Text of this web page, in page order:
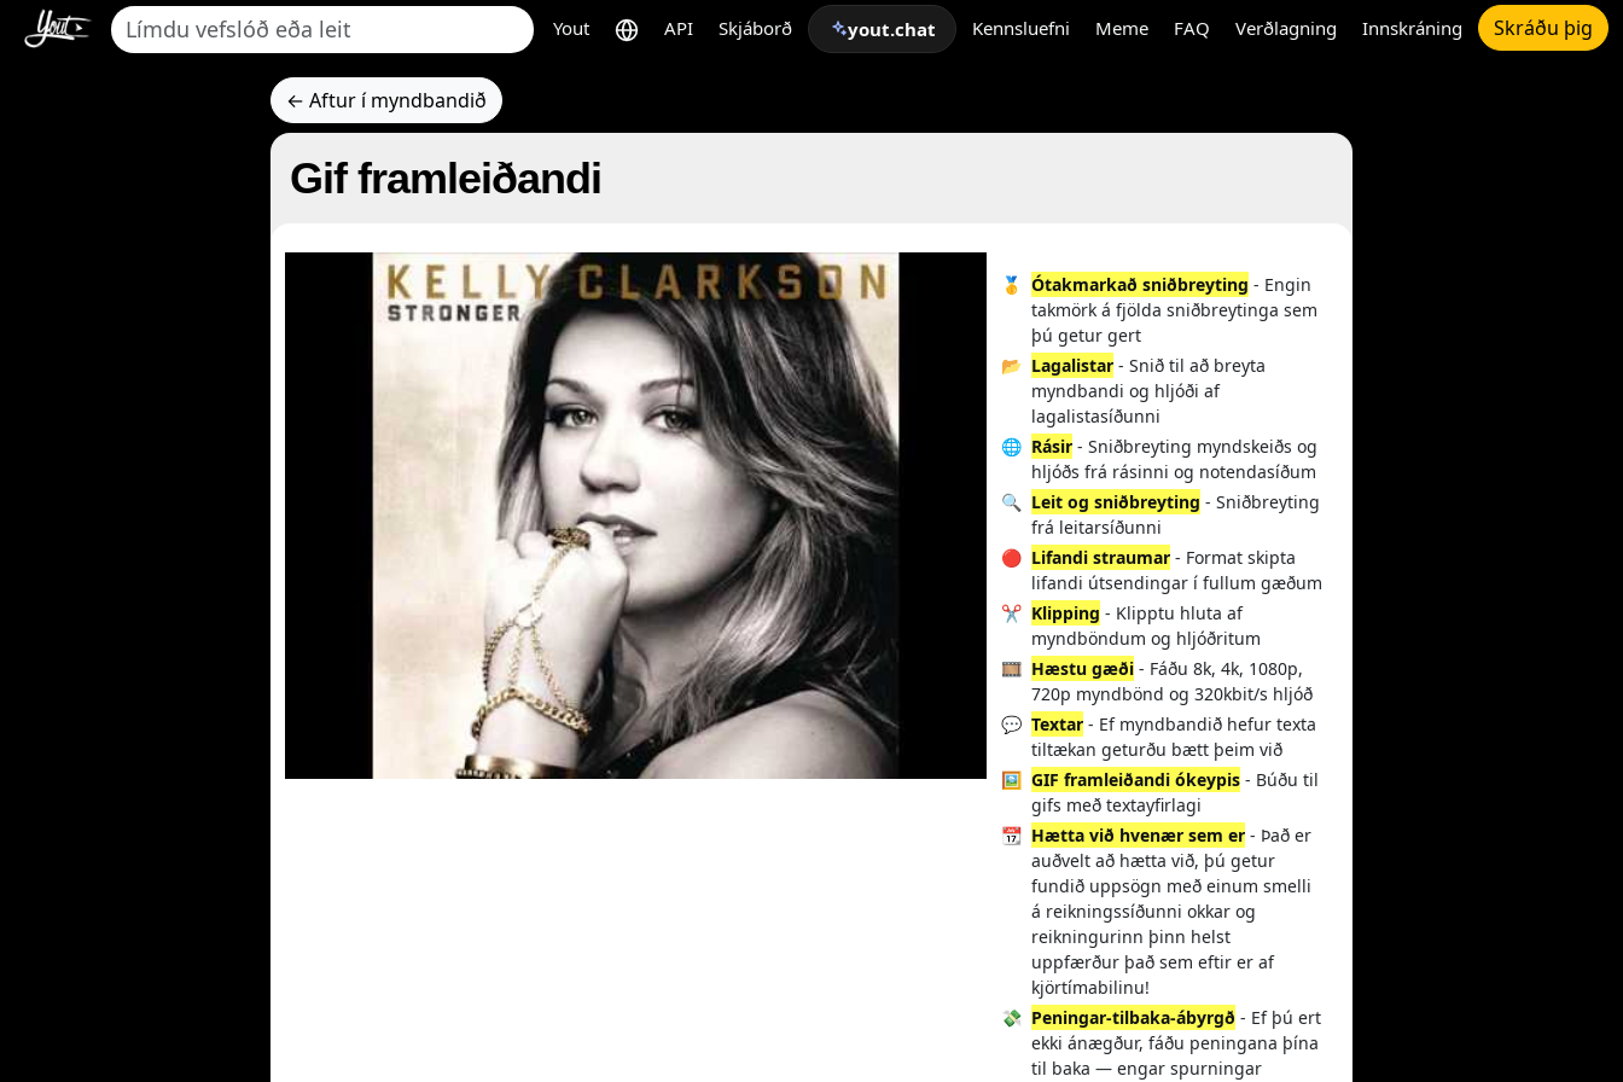
Yout API Skjáborð yout.chat Kennsluefni Meme FAQ Verðlagning Innskráning Skráðu þig
← Aftur í myndbandið
Gif framleiðandi
🥇 Ótakmarkað sniðbreyting - Engin
takmörk á fjölda sniðbreytinga sem
þú getur gert
📂 Lagalistar - Snið til að breyta
myndbandi og hljóði af
lagalistasíðunni
🌐 Rásir - Sniðbreyting myndskeiðs og
hljóðs frá rásinni og notendasíðum
🔍 Leit og sniðbreyting - Sniðbreyting
frá leitarsíðunni
🔴 Lifandi straumar - Format skipta
lifandi útsendingar í fullum gæðum
✂️ Klipping - Klipptu hluta af
myndböndum og hljóðritum
🎞️ Hæstu gæði - Fáðu 8k, 4k, 1080p,
720p myndbönd og 320kbit/s hljóð
💬 Textar - Ef myndbandið hefur texta
tiltækan geturðu bætt þeim við
🖼️ GIF framleiðandi ókeypis - Búðu til
gifs með textayfirlagi
📆 Hætta við hvenær sem er - Það er
auðvelt að hætta við, þú getur
fundið uppsögn með einum smelli
á reikningssíðunni okkar og
reikningurinn þinn helst
uppfærður það sem eftir er af
kjörtímabilinu!
💸 Peningar-tilbaka-ábyrgð - Ef þú ert
ekki ánægður, fáðu peningana þína
til baka — engar spurningar